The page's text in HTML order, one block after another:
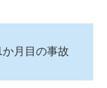
月目の事故